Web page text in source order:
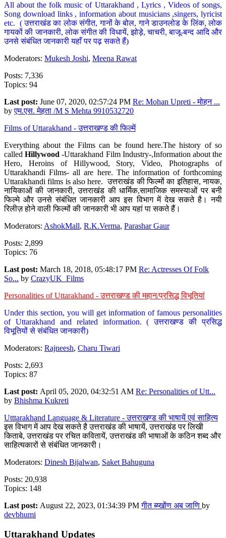
All about the folk music of Uttarakhand , Lyrics , Videos of songs,
Song download links , information about musicians ,singers, lyricist
etc. ( उत्तराखंड का लोक संगीत, गानों के बोल, गाने डाउनलोड के लिंक, लोक
गायकों की जानकारी, लोक संगीत की विधायें, झोड़े, चाचरी, बाजू-बन्द आदि और
उनसे संबंधित जानकारी यहाँ पर पढ़ सकते हैं)
Moderators: Mukesh Joshi, Meena Rawat
Posts: 7,336
Topics: 94
Last post: June 07, 2020, 02:57:24 PM Re: Mohan Upreti - मोहन ...
byएम.एस. मेहता /M S Mehta 9910532720
Films of Uttarakhand - उत्तराखण्ड की फिल्में
Everything about the Films can be found here.The history of so
calledHillywood-Uttarakhand Film Industry-,Information about the
Hero, Heroins of Hillywood, Story, Video, Photographs of
Uttarakhandi Films- all are here. The information of forthcoming
Uttarakhandi films is also here. उत्तराखंड की फिल्मों का इतिहास, नायक,
नायिकाओं की जानकारी, उत्तराखंड की धार्मिक,सामाजिक समस्याओं पर बनी
फिल्मे और उनसे संबंधित जानकारी आप इस विभाग में देख सकते है। नयी
रिलीज़ होने वाली फिल्मों की जानकारी भी आप यहां पा सकते हैं।
Moderators: AshokMall, R.K.Verma, Parashar Gaur
Posts: 2,899
Topics: 76
Last post: March 18, 2018, 05:48:17 PM Re: Actresses Of Folk
So... by CrazyUK_Films
Personalities of Uttarakhand - उत्तराखण्ड की महान/प्रसिद्ध विभूतियां
Under this section, you will get information of famous personalities
of Uttarakhand and related information. ( उत्तराखण्ड की प्रसिद्ध
विभूतियों से संबंधित जानकारी)
Moderators: Rajneesh, Charu Tiwari
Posts: 2,693
Topics: 87
Last post: April 05, 2020, 04:32:51 AM Re: Personalities of Utt...
by Bhishma Kukreti
Utttarakhand Language & Literature - उत्तराखण्ड की भाषायें एवं साहित्य
इस विभाग में आप देख सकते है उत्तराखंड की भाषायें, उत्तराखंड पर लिखी
किताबे, उत्तराखंड पर रचित कवितायें, उत्तराखंड की भाषाओं के कठिन शब्द और
साहित्यकारों से संबंधित जानकारी।
Moderators: Dinesh Bijalwan, Saket Bahuguna
Posts: 20,938
Topics: 148
Last post: August 22, 2023, 01:34:39 PMगीत ब्य्खोंण अब जाणि by
devbhumi
Uttarakhand Updates